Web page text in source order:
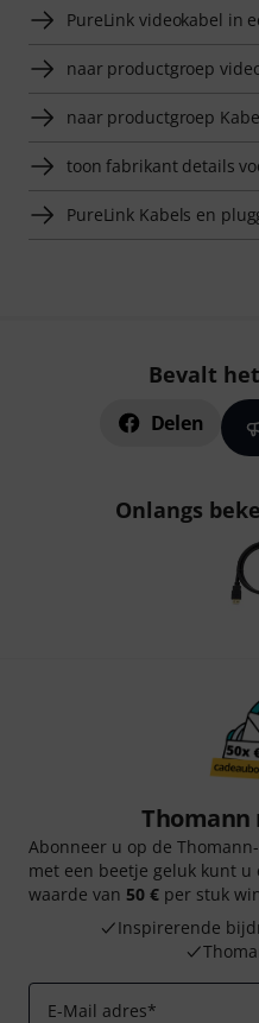
PureLink videokabel in
naar productgroep
naar productgroep
toon fabrikant details
PureLink Kabels en
Bevalt
Delen
Onlangs
Abonneer u op de
met een beetje geluk kunt u
waarde van 50 € per stuk
Inspirerende
E-Mail adres*